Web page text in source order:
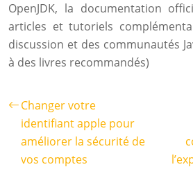
OpenJDK, la documentation
articles et tutoriels
discussion et des communautés
à des livres recommandés)
Changer votre
identifiant apple pour
améliorer la sécurité de
vos comptes